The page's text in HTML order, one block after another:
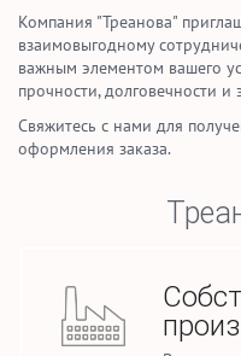
Компания "Треанова"
взаимовыгодному
важным элементом вашего
прочности, долговечности и
Свяжитесь с нами для
оформления заказа.